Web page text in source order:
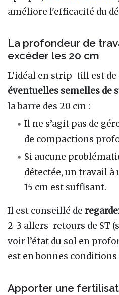
améliore l'efficacité du
La profondeur de
excéder les 20 cm
L’idéal en strip-till est
éventuelles semelles de
la barre des 20 cm :
Il ne s’agit pas de
de compactions
Si aucune
détectée, un travail à
15 cm est suffisant.
Il est conseillé de
2-3 allers-retours de ST
voir l’état du sol en
est en bonnes
Apporter une